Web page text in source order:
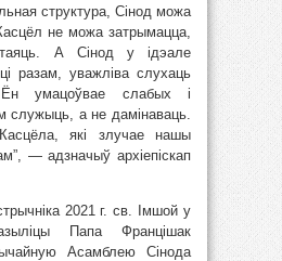
структура, Сінод можа
не можа затрымацца,
А Сінод у ідэале
разам, уважліва слухаць
умацоўвае слабых і
служыць, а не дамінаваць.
які злучае нашы
— адзначыў архіепіскап
2021 г. св. Імшой у
Папа Францішак
Асамблею Сінода